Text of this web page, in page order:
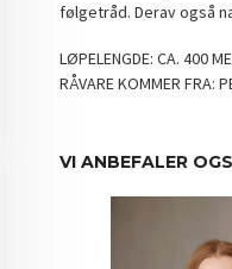
følgetråd. Derav også
LØPELENGDE: CA. 400
RÅVARE KOMMER FRA:
VI ANBEFALER